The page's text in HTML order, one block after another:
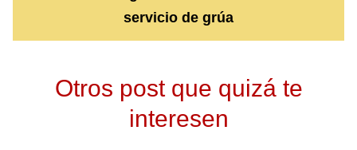
servicio de grúa
Otros post que quizá te
interesen